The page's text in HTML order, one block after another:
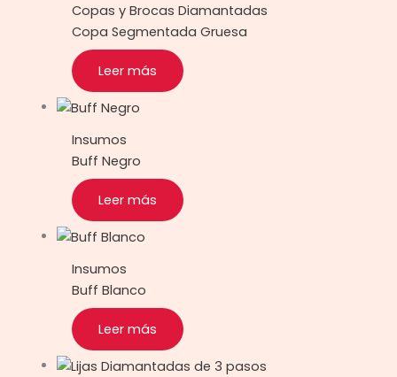
Copas y Brocas Diamantadas
Copa Segmentada Gruesa
Leer más
Insumos
Buff Negro
Leer más
Insumos
Buff Blanco
Leer más